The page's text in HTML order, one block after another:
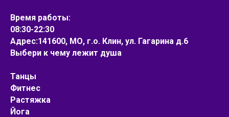
Время работы:
08:30-22:30
Адрес:141600, МО, г.о. Клин, ул. Гагарина д.6
Выбери к чему лежит душа
Танцы
Фитнес
Растяжка
Йога